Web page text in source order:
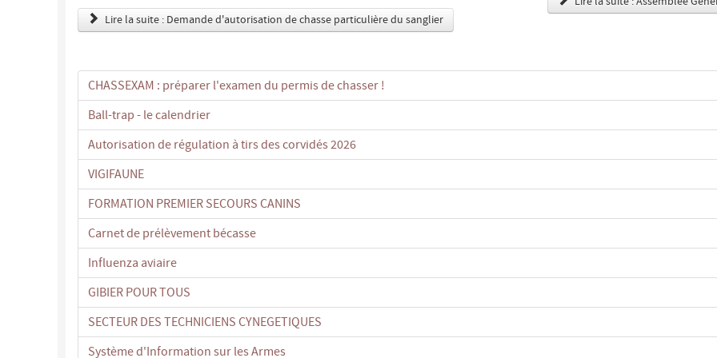
Lire la suite : Demande d'autorisation de chasse particulière du sanglier
CHASSEXAM : préparer l'examen du permis de chasser !
Ball-trap - le calendrier
Autorisation de régulation à tirs des corvidés 2026
VIGIFAUNE
FORMATION PREMIER SECOURS CANINS
Carnet de prélèvement bécasse
Influenza aviaire
GIBIER POUR TOUS
SECTEUR DES TECHNICIENS CYNEGETIQUES
Système d'Information sur les Armes